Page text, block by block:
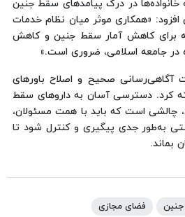
خانواده‌ها در درک پیامدهای سقط جنین
«همکاری موثر میان نظام خدمات
برای کاهش آمار سقط جنین و کاهش
در جامعه اسلامی، ضروری است.»
آگاهی‌رسانی صحیح و اصلاح باورهای
کرد. دسترسی آسان به داروهای سقط
چالشی است که باید با همت مسئولان،
به‌طور جدی پیگیری و کنترل شود تا
بماند.
فضای مجازی